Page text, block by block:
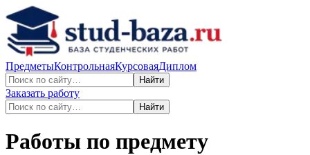
ПредметыКонтрольнаяКурсоваяДиплом
Найти
Заказать работу
Найти
Работы по предмету